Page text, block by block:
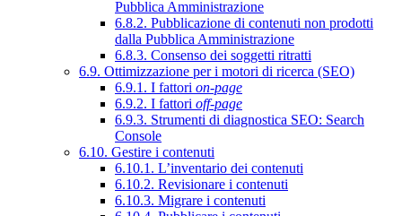
Pubblica Amministrazione
6.8.2. Pubblicazione di contenuti non prodotti
dalla Pubblica Amministrazione
6.8.3. Consenso dei soggetti ritratti
6.9. Ottimizzazione per i motori di ricerca (SEO)
6.9.1. I fattori on-page
6.9.2. I fattori off-page
6.9.3. Strumenti di diagnostica SEO: Search
Console
6.10. Gestire i contenuti
6.10.1. L’inventario dei contenuti
6.10.2. Revisionare i contenuti
6.10.3. Migrare i contenuti